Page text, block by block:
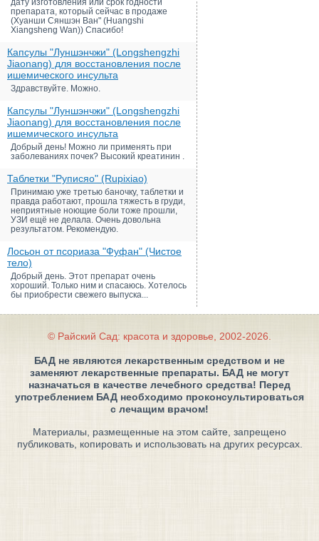
дату изготовления или срок годности
препарата, который сейчас в продаже
(Хуанши Сяншэн Ван" (Huangshi
Xiangsheng Wan)) Спасибо!
Капсулы "Луншэнчжи" (Longshengzhi
Jiaonang) для восстановления после
ишемического инсульта
Здравствуйте. Можно.
Капсулы "Луншэнчжи" (Longshengzhi
Jiaonang) для восстановления после
ишемического инсульта
Добрый день! Можно ли применять при
заболеваниях почек? Высокий креатинин .
Таблетки "Руписяо" (Rupixiao)
Принимаю уже третью баночку, таблетки и
правда работают, прошла тяжесть в груди,
неприятные ноющие боли тоже прошли,
УЗИ ещё не делала. Очень довольна
результатом. Рекомендую.
Лосьон от псориаза "Фуфан" (Чистое
тело)
Добрый день. Этот препарат очень
хороший. Только ним и спасаюсь. Хотелось
бы приобрести свежего выпуска...
© Райский Сад: красота и здоровье, 2002-2026.
БАД не являются лекарственным средством и не
заменяют лекарственные препараты. БАД не могут
назначаться в качестве лечебного средства! Перед
употреблением БАД необходимо проконсультироваться
с лечащим врачом!
Материалы, размещенные на этом сайте, запрещено
публиковать, копировать и использовать на других ресурсах.